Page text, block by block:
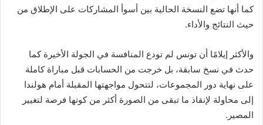
كما أنها تضع النسخة الحالية بين أسوأ المشاركات على الإطلاق من
حيث النتائج والأداء.
والأكثر إيلامًا أن تونس لم تودع المنافسة في الجولة الأخيرة كما
حدث في نسخ سابقة، بل خرجت من الحسابات قبل مباراة كاملة
على نهاية دور المجموعات، لتتحول مواجهتها المقبلة أمام هولندا
إلى محاولة لإنقاذ ما تبقى من الصورة أكثر من كونها فرصة لتغيير
المصير.